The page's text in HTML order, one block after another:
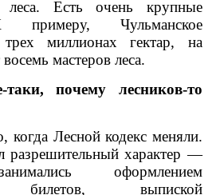
Есть очень крупные
примеру, Чульманское
миллионах гектар, на
мастеров леса.
почему лесников-то
Лесной кодекс меняли.
разрешительный характер —
оформлением
билетов, выпиской